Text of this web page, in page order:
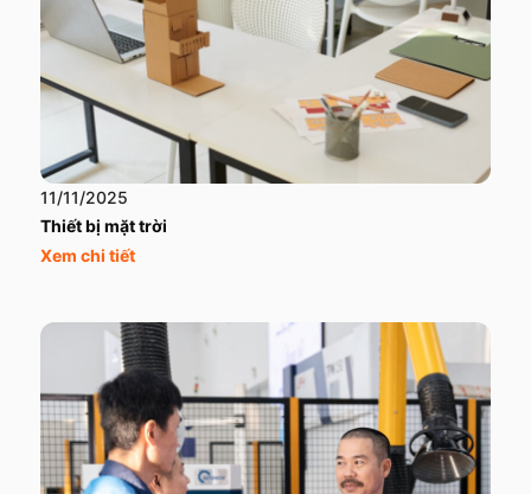
11/11/2025
Thiết bị mặt trời
Xem chi tiết